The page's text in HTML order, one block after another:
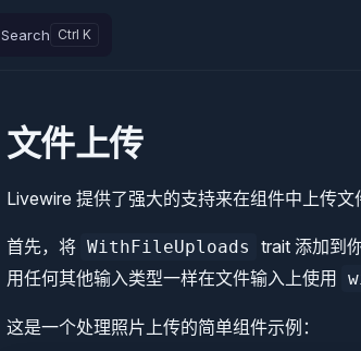
Search
文件上传
Livewire 提供了强大的支持来在组件中上传文
首先，将 WithFileUploads
trait 添加到
用任何其他输入类型一样在文件输入上使用
这是一个处理照片上传的简单组件示例：